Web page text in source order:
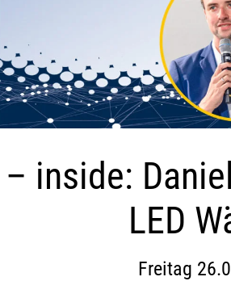
inside:
LED
Freitag